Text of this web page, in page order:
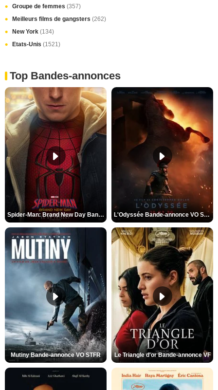
Groupe de femmes (357)
Meilleurs films de gangsters (262)
New York (134)
Etats-Unis (1521)
Top Bandes-annonces
Spider-Man: Brand New Day Bande-annonce VO STFR L'Odyssée Bande-annonce VO STFR
Mutiny Bande-annonce VO STFR Le Triangle d'or Bande-annonce VF